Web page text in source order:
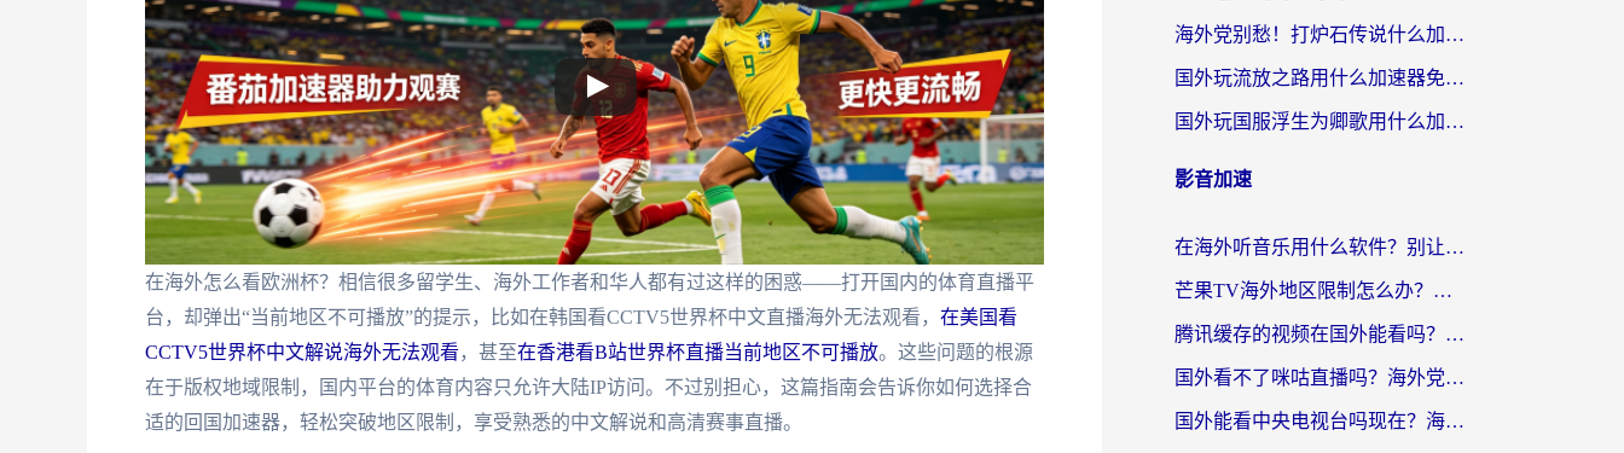
在海外怎么看欧洲杯？相信很多留学生、海外工作者和华人都有过这样的困惑——打开国内的体育直播平
台，却弹出“当前地区不可播放”的提示，比如在韩国看CCTV5世界杯中文直播海外无法观看， 在美国看
CCTV5世界杯中文解说海外无法观看 ，甚至在香港看B站世界杯直播当前地区不可播放。这些问题的根源
在于版权地域限制，国内平台的体育内容只允许大陆IP访问。不过别担心，这篇指南会告诉你如何选择合
适的回国加速器，轻松突破地区限制，享受熟悉的中文解说和高清赛事直播。
海外党别愁！打炉石传说什么加速器好用？3个实用技巧解决国服游戏卡顿
国外玩流放之路用什么加速器免费？海外党亲测有效的国服游戏加速指南
国外玩国服浮生为卿歌用什么加速器比较好？海外党亲测不踩坑指南
影音加速
在海外听音乐用什么软件？别让地域限制断了你的华语歌单
芒果TV海外地区限制怎么办？海外党追剧看片的实用加速器选择指南
腾讯缓存的视频在国外能看吗？海外党追剧看片的终极解决方案
国外看不了咪咕直播吗？海外党追剧看片的加速器选择指南
国外能看中央电视台吗现在？海外党追剧看央视的实用指南